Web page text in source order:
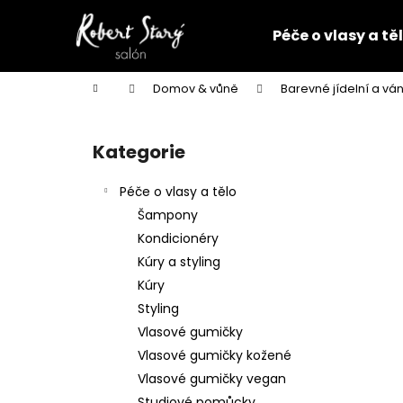
Péče o vlasy a
Domů Domov & vůně Barevné jídelní a
Přeskočit
kategorie
Kategorie
Péče o vlasy a tělo
Šampony
Kondicionéry
Kúry a styling
Kúry
Styling
Vlasové gumičky
Vlasové gumičky kožené
Vlasové gumičky vegan
í
Zpět
do
Zpět
do
VLASOVÁ GUMIČKA ČERNÁ